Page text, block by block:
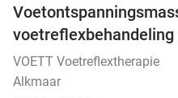
OUT
voetreflexbehandeling
VOETT Voetreflextherapie
Alkmaar